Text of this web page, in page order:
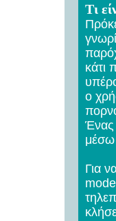
Τι
κάτι
ο
Ένας
Για